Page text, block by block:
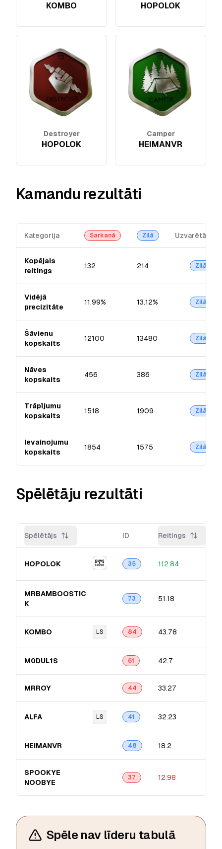
KOMBO HOPOLOK
Destroyer
HOPOLOK
Camper
HEIMANVR
Kamandu rezultāti
Kategorija Sarkanā Zilā Uzvarētājs
Kopējais
reitings
132 214 Zilā
Vidējā
precizitāte
11.99% 13.12% Zilā
Šāvienu
kopskaits
12100 13480 Zilā
Nāves
kopskaits
456 386 Zilā
Trāpījumu
kopskaits
1518 1909 Zilā
Ievainojumu
kopskaits
1854 1575 Zilā
Spēlētāju rezultāti
Spēlētājs ID Reitings
HOPOLOK 35 112.84
MRBAMBOOSTIC​
K
73 51.18
KOMBO LS 84 43.78
M0DUL1S 61 42.7
MRROY 44 33.27
ALFA LS 41 32.23
HEIMANVR 48 18.2
SPOOKYE
NOOBYE
37 12.98
Spēle nav līderu tabulā